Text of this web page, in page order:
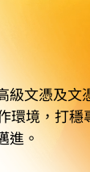
日
級文憑及文
環境，打穩
進。